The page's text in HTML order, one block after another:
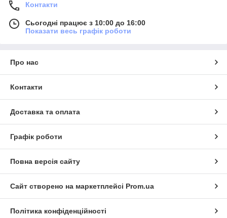
Контакти
Сьогодні працює з 10:00 до 16:00
Показати весь графік роботи
Про нас
Контакти
Доставка та оплата
Графік роботи
Повна версія сайту
Сайт створено на маркетплейсі Prom.ua
Політика конфіденційності